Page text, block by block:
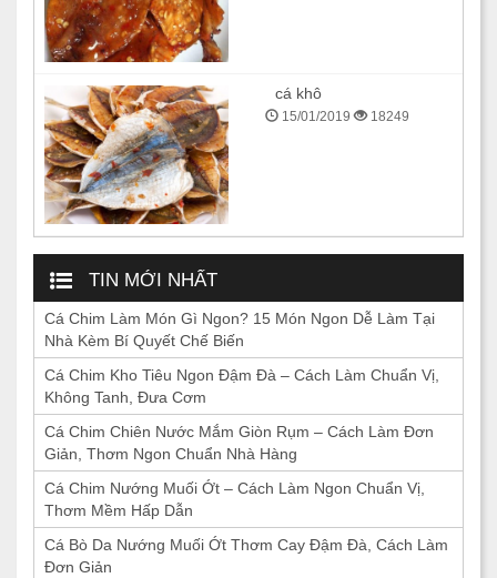
cá khô
15/01/2019 18249
TIN MỚI NHẤT
Cá Chim Làm Món Gì Ngon? 15 Món Ngon Dễ Làm Tại
Nhà Kèm Bí Quyết Chế Biến
Cá Chim Kho Tiêu Ngon Đậm Đà – Cách Làm Chuẩn Vị,
Không Tanh, Đưa Cơm
Cá Chim Chiên Nước Mắm Giòn Rụm – Cách Làm Đơn
Giản, Thơm Ngon Chuẩn Nhà Hàng
Cá Chim Nướng Muối Ớt – Cách Làm Ngon Chuẩn Vị,
Thơm Mềm Hấp Dẫn
Cá Bò Da Nướng Muối Ớt Thơm Cay Đậm Đà, Cách Làm
Đơn Giản